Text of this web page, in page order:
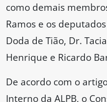
como demais
Ramos e os
Doda de Tião, Dr.
Henrique e Ricardo
De acordo com o
Interno da ALPB, o